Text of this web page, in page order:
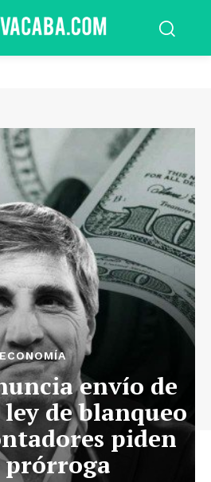
ECONOMÍA
envío de
de blanqueo
piden
prórroga